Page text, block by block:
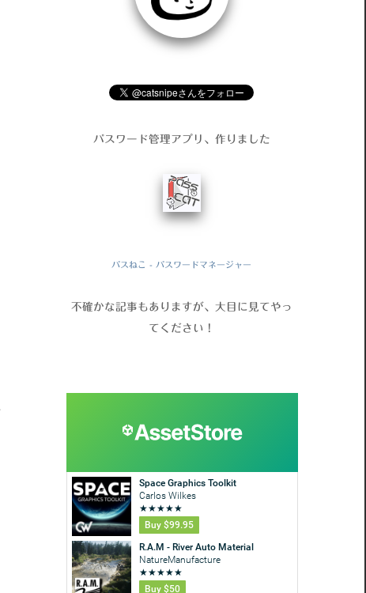
パスワード管理アプリ、作りました
パスねこ - パスワードマネージャー
不確かな記事もありますが、大目に見てやっ
てください！